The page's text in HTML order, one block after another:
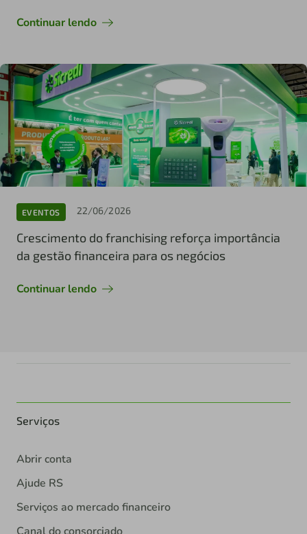
Continuar lendo
EVENTOS 22/06/2026
Crescimento do franchising reforça importância
da gestão financeira para os negócios
Continuar lendo
Serviços
Abrir conta
Ajude RS
Serviços ao mercado financeiro